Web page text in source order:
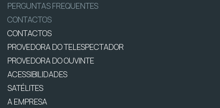
PERGUNTAS FREQUENTES
CONTACTOS
CONTACTOS
PROVEDORA DO TELESPECTADOR
PROVEDORA DO OUVINTE
ACESSIBILIDADES
SATÉLITES
A EMPRESA